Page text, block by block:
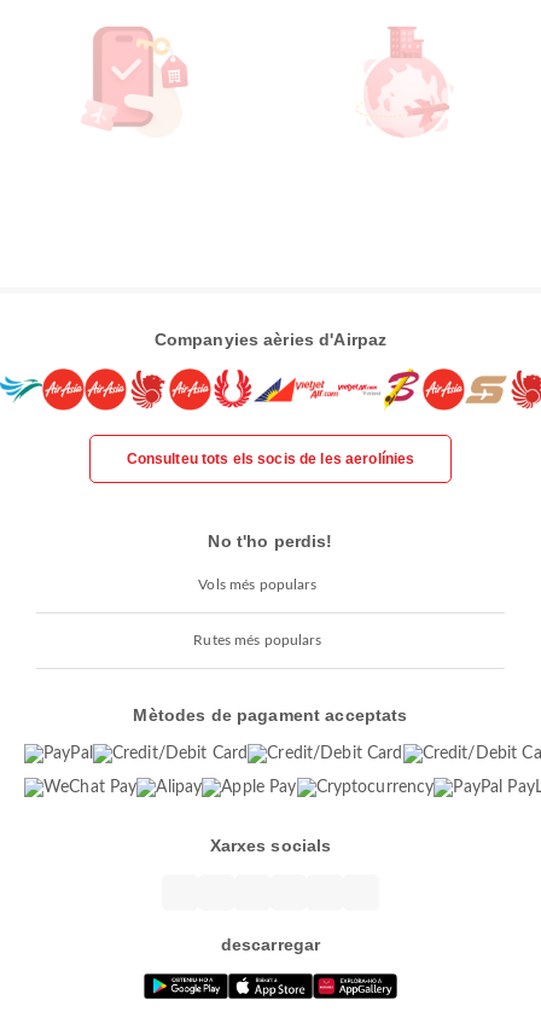
Companyies aèries d'Airpaz
Consulteu tots els socis de les aerolínies
No t'ho perdis!
Vols més populars
Rutes més populars
Mètodes de pagament acceptats
Xarxes socials
descarregar